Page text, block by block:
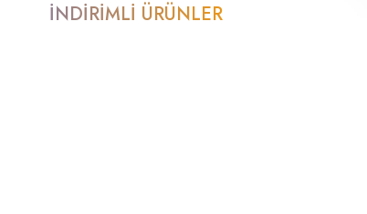
İNDİRİMLİ ÜRÜNLER